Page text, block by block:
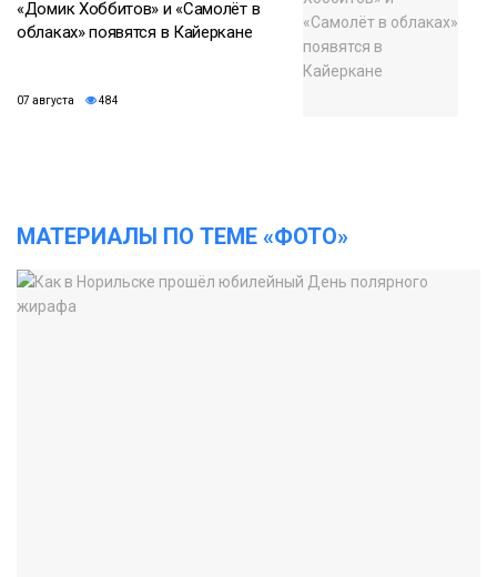
«Домик Хоббитов» и «Самолёт в
облаках» появятся в Кайеркане
07 августа 484
МАТЕРИАЛЫ ПО ТЕМЕ «ФОТО»